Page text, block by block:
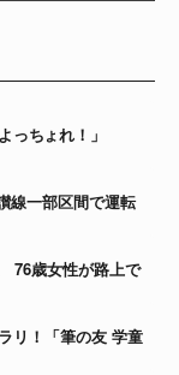
っちょれ！」
線一部区間で運転
76歳女性が路上で
リ！「筆の友 学童